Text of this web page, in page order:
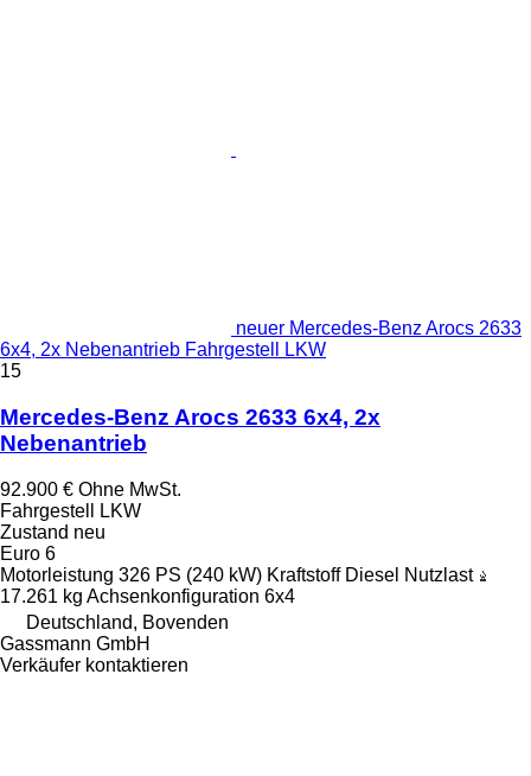
neuer Mercedes-Benz Arocs 2633
6x4, 2x Nebenantrieb Fahrgestell LKW
15
Mercedes-Benz Arocs 2633 6x4, 2x
Nebenantrieb
92.900 € Ohne MwSt.
Fahrgestell LKW
Zustand neu
Euro 6
Motorleistung 326 PS (240 kW) Kraftstoff Diesel Nutzlast
17.261 kg Achsenkonfiguration 6x4
Deutschland, Bovenden
Gassmann GmbH
Verkäufer kontaktieren